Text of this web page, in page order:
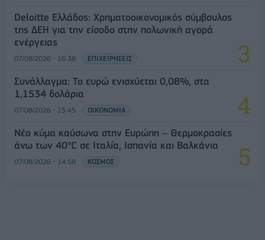
Deloitte Ελλάδος: Χρηματοοικονομικός σύμβουλος
της ΔΕΗ για την είσοδο στην πολωνική αγορά
ενέργειας
07/08/2026 - 16:38 ΕΠΙΧΕΙΡΗΣΕΙΣ
Συνάλλαγμα: Το ευρώ ενισχύεται 0,08%, στα
1,1534 δολάρια
07/08/2026 - 15:45 ΟΙΚΟΝΟΜΙΑ
Νέο κύμα καύσωνα στην Ευρώπη – Θερμοκρασίες
άνω των 40°C σε Ιταλία, Ισπανία και Βαλκάνια
07/08/2026 - 14:58 ΚΟΣΜΟΣ